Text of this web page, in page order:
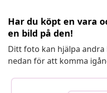
Har du köpt en vara
en bild på den!
Ditt foto kan hjälpa andra
nedan för att komma